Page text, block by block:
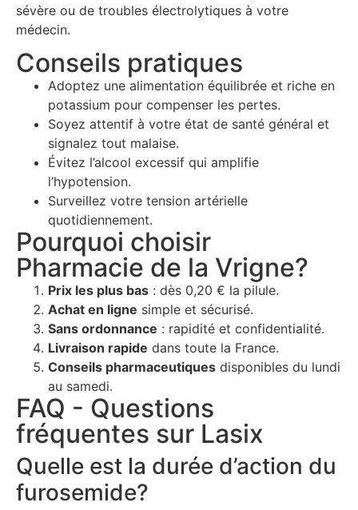
sévère ou de troubles électrolytiques à votre
médecin.
Conseils pratiques
Adoptez une alimentation équilibrée et riche en
potassium pour compenser les pertes.
Soyez attentif à votre état de santé général et
signalez tout malaise.
Évitez l’alcool excessif qui amplifie
l’hypotension.
Surveillez votre tension artérielle
quotidiennement.
Pourquoi choisir
Pharmacie de la Vrigne?
Prix les plus bas : dès 0,20 € la pilule.
Achat en ligne simple et sécurisé.
Sans ordonnance : rapidité et confidentialité.
Livraison rapide dans toute la France.
Conseils pharmaceutiques disponibles du lundi
au samedi.
FAQ - Questions
fréquentes sur Lasix
Quelle est la durée d’action du
furosemide?